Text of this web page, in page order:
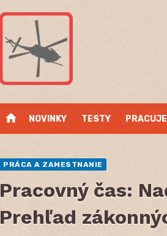
home NOVINKY TESTY
PRÁCA A ZAMESTNANIE
Pracovný čas:
Prehľad